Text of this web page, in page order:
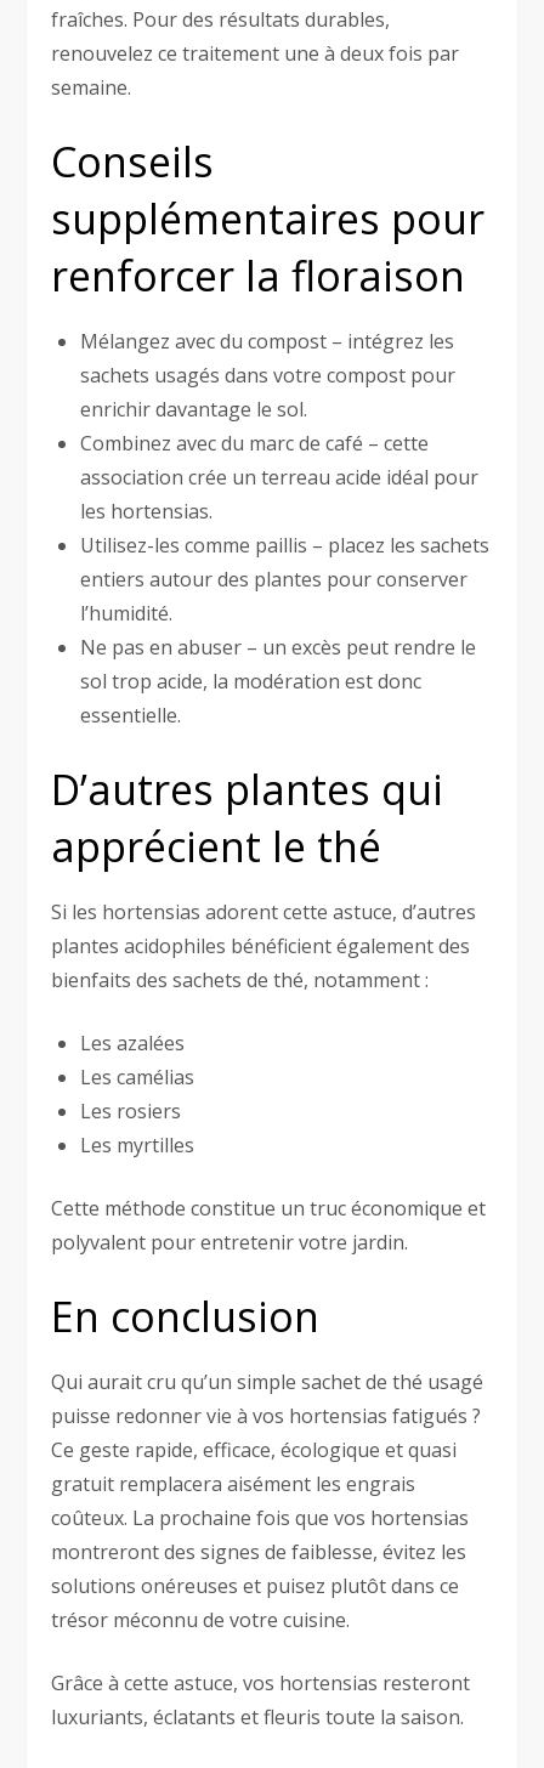
fraîches. Pour des résultats durables,
renouvelez ce traitement une à deux fois par
semaine.
Conseils
supplémentaires pour
renforcer la floraison
Mélangez avec du compost – intégrez les
sachets usagés dans votre compost pour
enrichir davantage le sol.
Combinez avec du marc de café – cette
association crée un terreau acide idéal pour
les hortensias.
Utilisez-les comme paillis – placez les sachets
entiers autour des plantes pour conserver
l’humidité.
Ne pas en abuser – un excès peut rendre le
sol trop acide, la modération est donc
essentielle.
D’autres plantes qui
apprécient le thé
Si les hortensias adorent cette astuce, d’autres
plantes acidophiles bénéficient également des
bienfaits des sachets de thé, notamment :
Les azalées
Les camélias
Les rosiers
Les myrtilles
Cette méthode constitue un truc économique et
polyvalent pour entretenir votre jardin.
En conclusion
Qui aurait cru qu’un simple sachet de thé usagé
puisse redonner vie à vos hortensias fatigués ?
Ce geste rapide, efficace, écologique et quasi
gratuit remplacera aisément les engrais
coûteux. La prochaine fois que vos hortensias
montreront des signes de faiblesse, évitez les
solutions onéreuses et puisez plutôt dans ce
trésor méconnu de votre cuisine.
Grâce à cette astuce, vos hortensias resteront
luxuriants, éclatants et fleuris toute la saison.